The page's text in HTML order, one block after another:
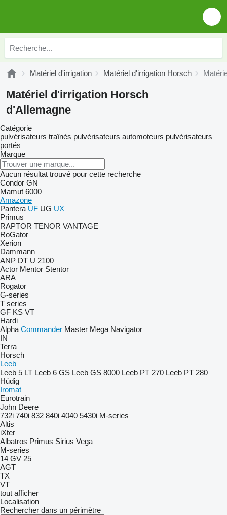
Matériel d'irrigation Matériel d'irrigation Horsch
Matériel d'irrigation Horsch
d'Allemagne
Catégorie
pulvérisateurs traînés pulvérisateurs automoteurs pulvérisateurs
portés
Marque
Aucun résultat trouvé pour cette recherche
Condor GN
Mamut 6000
Amazone
Pantera UF UG UX
Primus
RAPTOR TENOR VANTAGE
RoGator
Xerion
Dammann
ANP DT U 2100
Actor Mentor Stentor
ARA
Rogator
G-series
T series
GF KS VT
Hardi
Alpha Commander Master Mega Navigator
IN
Terra
Horsch
Leeb
Leeb 5 LT Leeb 6 GS Leeb GS 8000 Leeb PT 270 Leeb PT 280
Hüdig
Iromat
Eurotrain
John Deere
732i 740i 832 840i 4040 5430i M-series
Altis
iXter
Albatros Primus Sirius Vega
M-series
14 GV 25
AGT
TX
VT
tout afficher
Localisation
Rechercher dans un périmètre